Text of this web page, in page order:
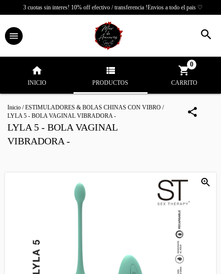
3 cuotas sin interes! 10% off efectivo / transferencia !Envios a todo el pais ♡
INICIO PRODUCTOS CARRITO
0
Inicio / ESTIMULADORES & BOLAS CHINAS CON VIBRO /
LYLA 5 - BOLA VAGINAL VIBRADORA -
LYLA 5 - BOLA VAGINAL
VIBRADORA -